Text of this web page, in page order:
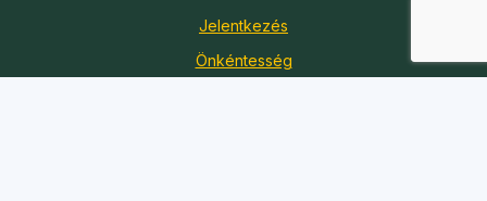
Jelentkezés
Önkéntesség